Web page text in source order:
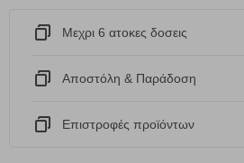
Μεχρι 6 ατοκες δοσεις
Αποστόλη & Παράδοση
Eπιστροφές προϊόντων